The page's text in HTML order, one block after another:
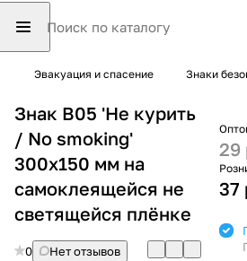
Эвакуация и спасение Знаки
Знак B05 'Не курить
/ No smoking'
300х150 мм на
самоклеящейся не
светящейся плёнке
0
Нет отзывов
29
37